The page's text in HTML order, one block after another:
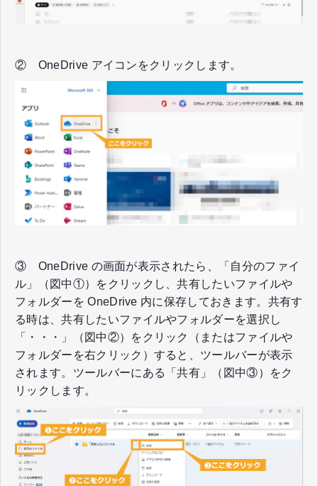
② OneDrive アイコンをクリックします。
③ OneDrive の画面が表示されたら、「自分のファイ
ル」（図中①）をクリックし、共有したいファイルや
フォルダーを OneDrive 内に保存しておきます。共有す
る時は、共有したいファイルやフォルダーを選択し
「・・・」（図中②）をクリック（またはファイルや
フォルダーを右クリック）すると、ツールバーが表示
されます。ツールバーにある「共有」（図中③）をク
リックします。